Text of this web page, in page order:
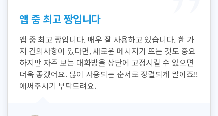
앱 중 최고 짱입니다
앱 중 최고 짱입니다. 매우 잘 사용하고 있습니다. 한 가
지 건의사항이 있다면, 새로운 메시지가 뜨는 것도 중요
하지만 자주 보는 대화방을 상단에 고정시킬 수 있으면
더욱 좋겠어요. 많이 사용되는 순서로 정렬되게 말이죠!!
애써주시기 부탁드려요.